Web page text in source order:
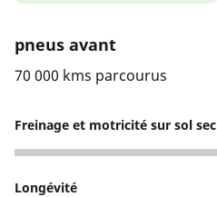
pneus avant
70 000 kms parcourus
Freinage et motricité sur sol sec
5
Longévité